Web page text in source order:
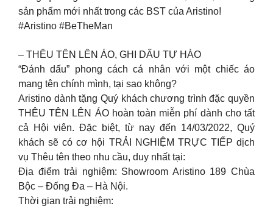
sản phẩm mới nhất trong các BST của Aristino!
#Aristino #BeTheMan
– THÊU TÊN LÊN ÁO, GHI DẤU TỰ HÀO
“Đánh dấu” phong cách cá nhân với một chiếc áo
mang tên chính mình, tại sao không?
Aristino dành tặng Quý khách chương trình đặc quyền
THÊU TÊN LÊN ÁO hoàn toàn miễn phí dành cho tất
cả Hội viên. Đặc biệt, từ nay đến 14/03/2022, Quý
khách sẽ có cơ hội TRẢI NGHIỆM TRỰC TIẾP dịch
vụ Thêu tên theo nhu cầu, duy nhất tại:
Địa điểm trải nghiệm: Showroom Aristino 189 Chùa
Bộc – Đống Đa – Hà Nội.
Thời gian trải nghiệm: